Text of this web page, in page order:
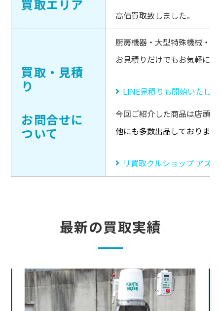
買取エリア
高価買取致しました。
買取・見積
り
お問合せに
ついて
厨房機器・大型特殊機械・
お見積りだけでもお気軽に
LINE見積りも開始いたし
今回ご紹介した商品は店頭
他にも多数出品しておりま
リ買取クルショップ アズ
最新の買取実績